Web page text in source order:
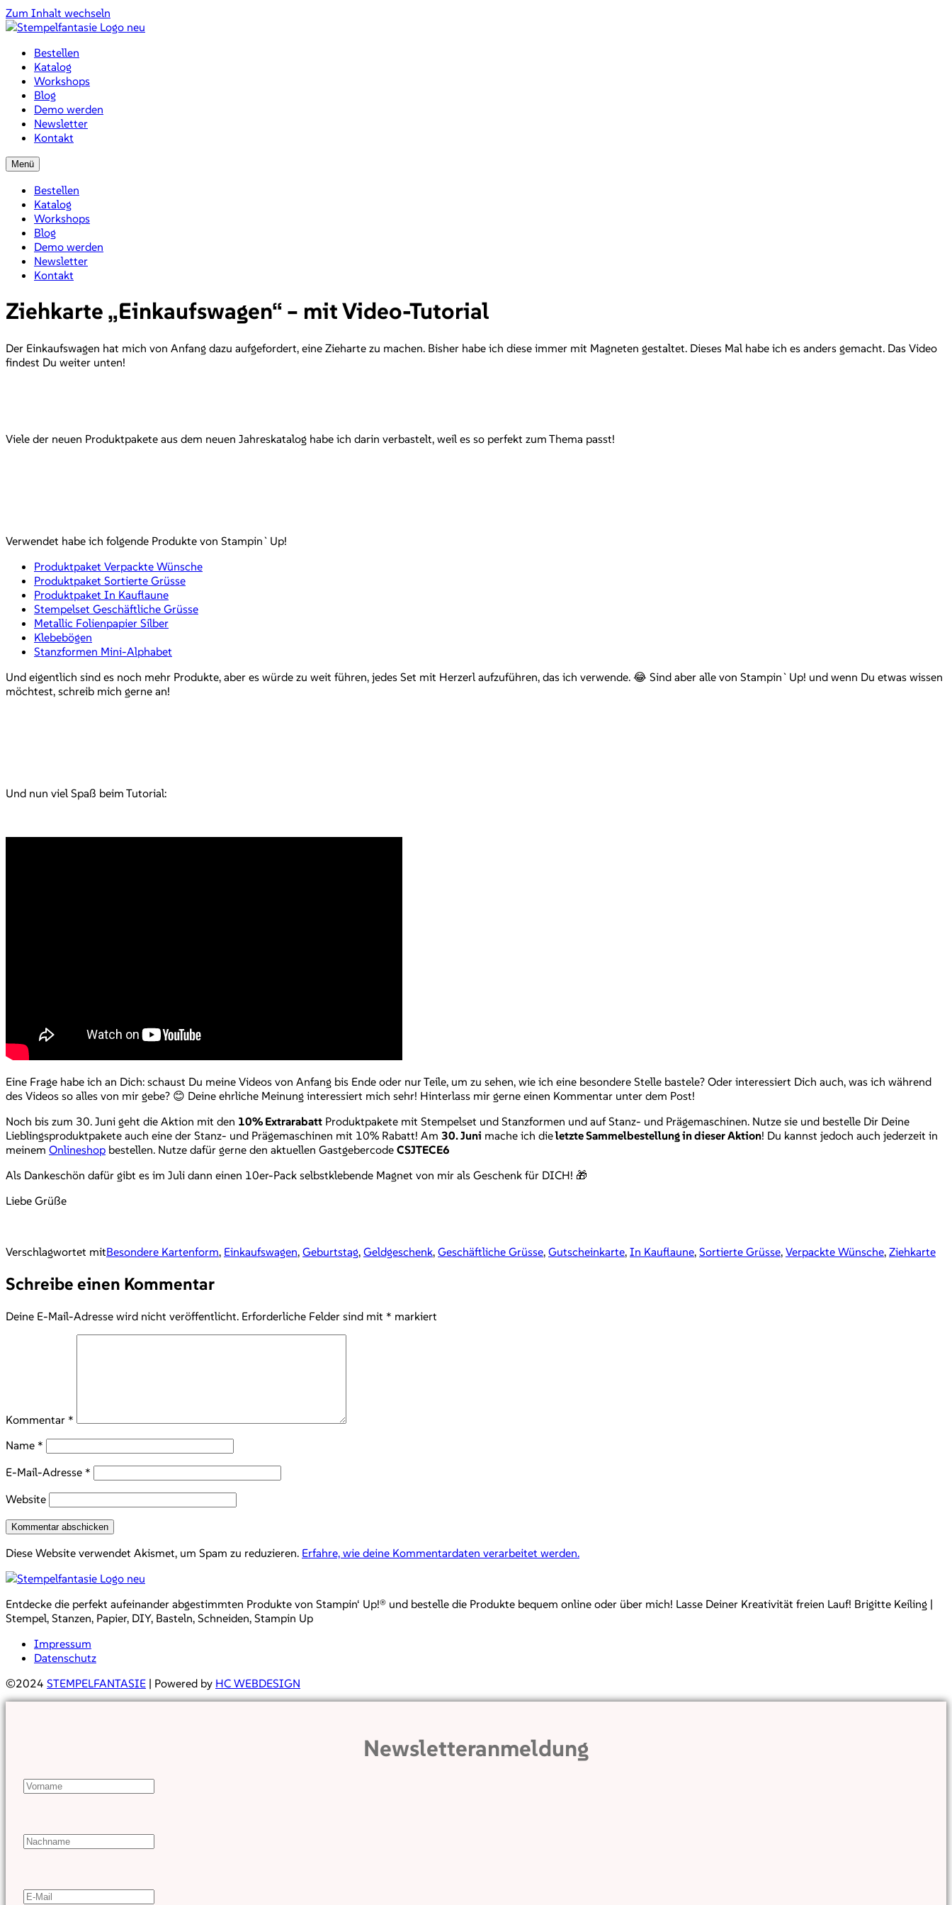
Zum Inhalt wechseln
Bestellen
Katalog
Workshops
Blog
Demo werden
Newsletter
Kontakt
Menü
Bestellen
Katalog
Workshops
Blog
Demo werden
Newsletter
Kontakt
Ziehkarte „Einkaufswagen“ – mit Video-Tutorial
Der Einkaufswagen hat mich von Anfang dazu aufgefordert, eine Zieharte zu machen. Bisher habe ich diese immer mit Magneten gestaltet. Dieses Mal habe ich es anders gemacht. Das Video
findest Du weiter unten!
Viele der neuen Produktpakete aus dem neuen Jahreskatalog habe ich darin verbastelt, weil es so perfekt zum Thema passt!
Verwendet habe ich folgende Produkte von Stampin`Up!
Produktpaket Verpackte Wünsche
Produktpaket Sortierte Grüsse
Produktpaket In Kauflaune
Stempelset Geschäftliche Grüsse
Metallic Folienpapier Silber
Klebebögen
Stanzformen Mini-Alphabet
Und eigentlich sind es noch mehr Produkte, aber es würde zu weit führen, jedes Set mit Herzerl aufzuführen, das ich verwende. 😂 Sind aber alle von Stampin`Up! und wenn Du etwas wissen
möchtest, schreib mich gerne an!
Und nun viel Spaß beim Tutorial:
Eine Frage habe ich an Dich: schaust Du meine Videos von Anfang bis Ende oder nur Teile, um zu sehen, wie ich eine besondere Stelle bastele? Oder interessiert Dich auch, was ich während
des Videos so alles von mir gebe? 😊 Deine ehrliche Meinung interessiert mich sehr! Hinterlass mir gerne einen Kommentar unter dem Post!
Noch bis zum 30. Juni geht die Aktion mit den 10% Extrarabatt Produktpakete mit Stempelset und Stanzformen und auf Stanz- und Prägemaschinen. Nutze sie und bestelle Dir Deine
Lieblingsproduktpakete auch eine der Stanz- und Prägemaschinen mit 10% Rabatt! Am 30. Juni mache ich dieletzte Sammelbestellung in dieser Aktion! Du kannst jedoch auch jederzeit in
meinem Onlineshop bestellen. Nutze dafür gerne den aktuellen Gastgebercode CSJTECE6
Als Dankeschön dafür gibt es im Juli dann einen 10er-Pack selbstklebende Magnet von mir als Geschenk für DICH! 🎁
Liebe Grüße
Verschlagwortet mitBesondere Kartenform, Einkaufswagen, Geburtstag, Geldgeschenk, Geschäftliche Grüsse, Gutscheinkarte, In Kauflaune, Sortierte Grüsse, Verpackte Wünsche, Ziehkarte
Schreibe einen Kommentar
Deine E-Mail-Adresse wird nicht veröffentlicht. Erforderliche Felder sind mit * markiert
Kommentar *
Name *
E-Mail-Adresse *
Website
Diese Website verwendet Akismet, um Spam zu reduzieren. Erfahre, wie deine Kommentardaten verarbeitet werden.
Entdecke die perfekt aufeinander abgestimmten Produkte von Stampin‘ Up!® und bestelle die Produkte bequem online oder über mich! Lasse Deiner Kreativität freien Lauf! Brigitte Keiling |
Stempel, Stanzen, Papier, DIY, Basteln, Schneiden, Stampin Up
Impressum
Datenschutz
©2024 STEMPELFANTASIE | Powered by HC WEBDESIGN
Newsletteranmeldung